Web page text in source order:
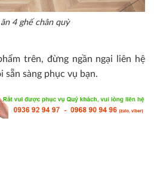
4 ghế chân quỳ
trên, đừng ngần ngại liên hệ
sẵn sàng phục vụ bạn.